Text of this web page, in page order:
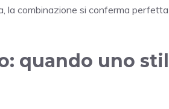
la combinazione si conferma
quando uno